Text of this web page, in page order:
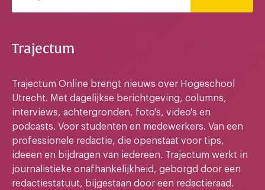
Trajectum
Trajectum Online brengt nieuws over Hogeschool
Utrecht. Met dagelijkse berichtgeving, columns,
interviews, achtergronden, foto's, video's en
podcasts. Voor studenten en medewerkers. Van een
professionele redactie, die openstaat voor tips,
ideeen en bijdragen van iedereen. Trajectum werkt in
journalistieke onafhankelijkheid, geborgd door een
redactiestatuut, bijgestaan door een redactieraad.